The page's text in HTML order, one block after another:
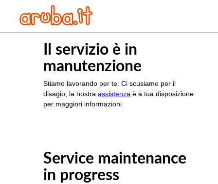
Il servizio è in
manutenzione
Stiamo lavorando per te. Ci scusiamo per il
disagio, la nostra assistenza è a tua disposizione
per maggiori informazioni
Service maintenance
in progress